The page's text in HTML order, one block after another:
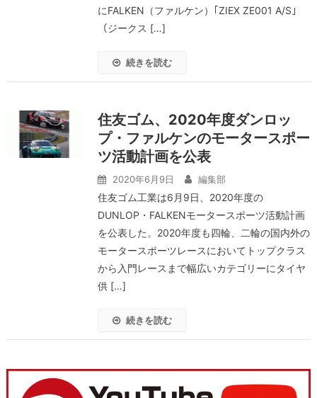
にFALKEN（ファルケン）｢ZIEX ZE001 A/S｣
（ジークス […]
続きを読む
住友ゴム、2020年度ダンロッ
プ・ファルケンのモータースポー
ツ活動計画を公表
2020年6月9日 編集部
住友ゴム工業は6月9日、2020年度の
DUNLOP・FALKENモータースポーツ活動計画
を公表した。2020年度も四輪、二輪の国内外の
モータースポーツレースにおいてトップクラス
から入門レースまで幅広いカテゴリーにタイヤ
供 […]
続きを読む